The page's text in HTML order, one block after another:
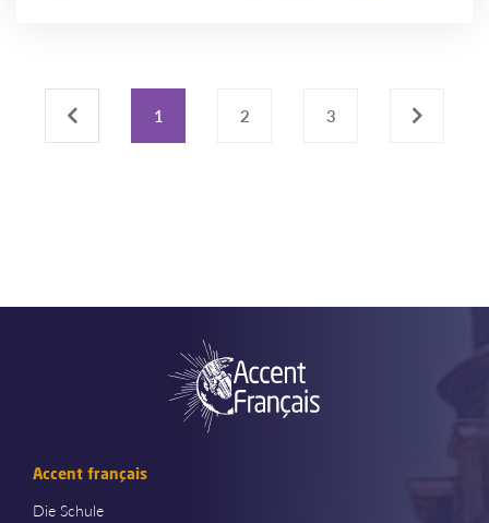
‹ 1 2 3 ›
Accent français
Die Schule